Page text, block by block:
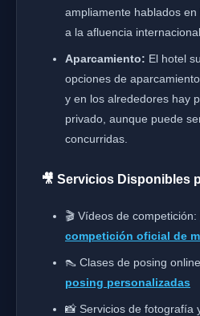
ampliamente hablados
a la afluencia internacional.
Aparcamiento: El hotel
opciones de
y en los alrededores hay
privado, aunque puede
concurridas.
🎥 Servicios Disponibles
🎬 Vídeos de competición:
competición oficial de
👠 Clases de posing
posing personalizadas
📸 Servicios de fotografía